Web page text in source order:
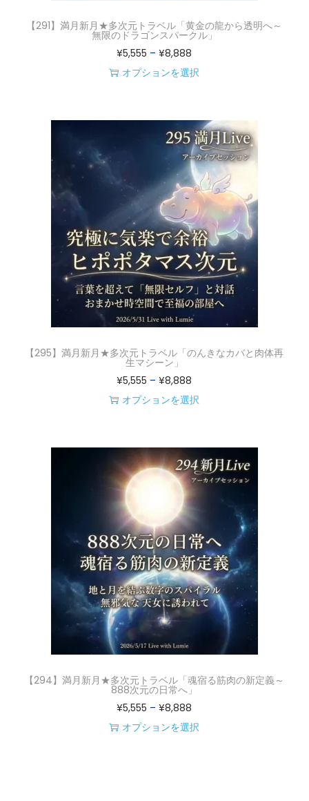
8
ョ
ン
が
オ
プ
シ
ョ
ン
は
商
品
ー
ジ
か
択
で
す
【291】満月新月★多次元トラベル「黄金の龍から透明へ～
無限のドラゴンスパークル」
¥5,555 –¥8,888
格
¥
5
,
5
5
5
–
¥
8
,
8
8
オプションを選択
は
複
数
の
バ
リ
エ
ー
ョ
ン
が
ま
す
プ
シ
ョ
ン
は
商
品
ー
ジ
か
【295】満月新月★多次元トラベル「のんきなカバと肉体再
生マシーン」
¥5,555 –¥8,888
格
¥
5
5
5
–
¥
8
8
オプションを選択
商
品
複
数
の
バ
リ
エ
ー
ョ
ン
が
【294】満月新月★多次元トラベル「魂宿る筋肉の新定義～
888次元の日常へ」
¥5,555 –¥8,888
格
オプションを選択